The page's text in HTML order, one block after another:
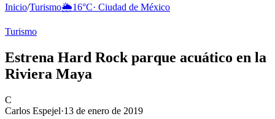
Inicio/Turismo🌦️16°C· Ciudad de México
Turismo
Estrena Hard Rock parque acuático en la
Riviera Maya
C
Carlos Espejel·13 de enero de 2019